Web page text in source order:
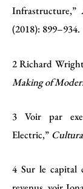
Infrastructure,”
(2018): 899–934.
2Richard
Making of
3 Voir par
Electric,”
4Sur le capital